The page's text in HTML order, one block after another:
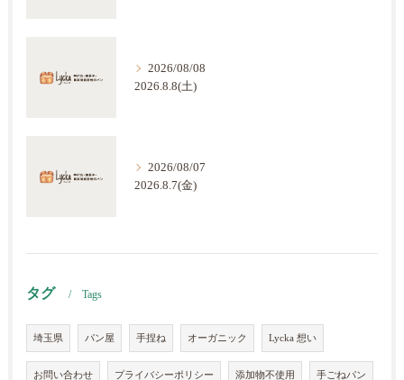
2026/08/08
2026.8.8(土)
2026/08/07
2026.8.7(金)
タグ Tags
埼玉県 パン屋 手捏ね オーガニック Lycka 想い
お問い合わせ プライバシーポリシー 添加物不使用 手ごねパン